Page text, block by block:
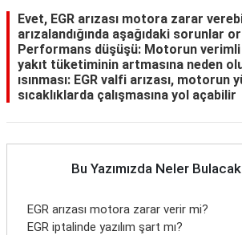
Hukuk
Blog
Evet, EGR arızası motora zarar
arızalandığında aşağıdaki sorunlar
Performans düşüşü: Motorun verimli
yakıt tüketiminin artmasına neden
ısınması: EGR valfi arızası, motorun
sıcaklıklarda çalışmasına yol açabilir
Bu Yazımızda Neler
EGR arızası motora zarar verir mi?
EGR iptalinde yazılım şart mı?